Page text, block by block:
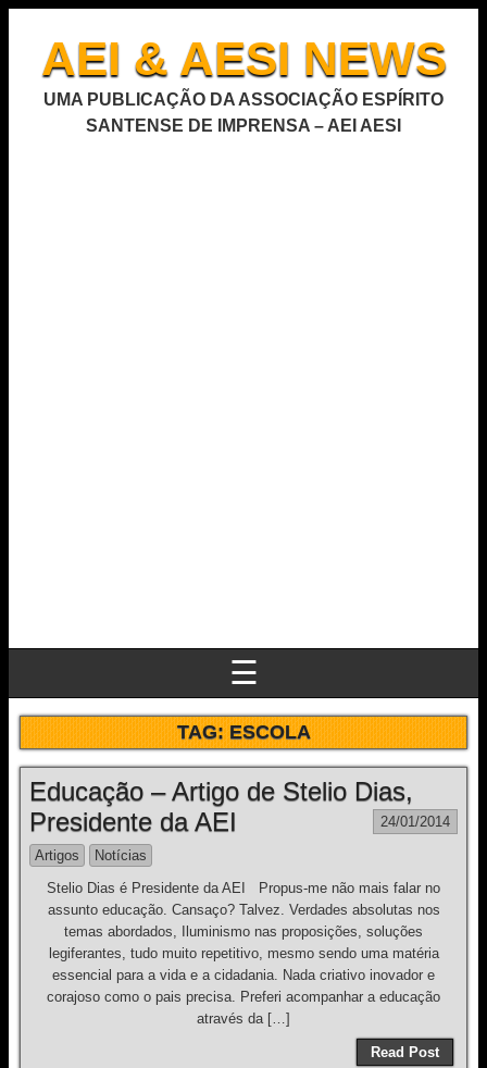
AEI & AESI NEWS
UMA PUBLICAÇÃO DA ASSOCIAÇÃO ESPÍRITO
SANTENSE DE IMPRENSA – AEI AESI
☰
TAG:ESCOLA
Educação – Artigo de Stelio Dias,
Presidente da AEI
24/01/2014
Artigos
Notícias
Stelio Dias é Presidente da AEI Propus-me não mais falar no
assunto educação. Cansaço? Talvez. Verdades absolutas nos
temas abordados, Iluminismo nas proposições, soluções
legiferantes, tudo muito repetitivo, mesmo sendo uma matéria
essencial para a vida e a cidadania. Nada criativo inovador e
corajoso como o pais precisa. Preferi acompanhar a educação
através da […]
Read Post